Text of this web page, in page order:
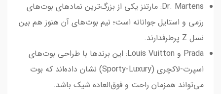
Dr. Martens: مارتنز یکی از بزرگ‌ترین نمادهای بوت‌های
رزمی و استایل جوانانه است؛ نیم بوت‌های آن هنوز هم بین
نسل Z پرطرفدارند.
Prada و Louis Vuitton: این برندها با طراحی بوت‌های
اسپرت-لاکچری (Sporty-Luxury) نشان داده‌اند که بوت
می‌تواند همزمان راحت و فوق‌العاده شیک باشد.